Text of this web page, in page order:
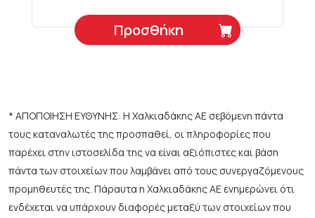
Προσθήκη
* ΑΠΟΠΟΙΗΣΗ ΕΥΘΥΝΗΣ: Η Χαλκιαδάκης ΑΕ σεβόμενη πάντα
τους καταναλωτές της προσπαθεί, οι πληροφορίες που
παρέχει στην ιστοσελίδα της να είναι αξιόπιστες και βάση
πάντα των στοιχείων που λαμβάνει από τους συνεργαζόμενους
προμηθευτές της. Πάραυτα η Χαλκιαδάκης ΑΕ ενημερώνει ότι
ενδέχεται να υπάρχουν διαφορές μεταξύ των στοιχείων που